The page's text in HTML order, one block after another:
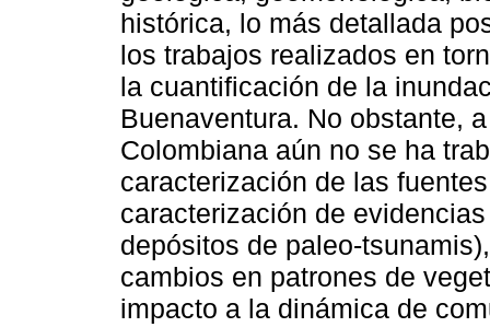
histórica, lo más detallada
los trabajos realizados en
la cuantificación de la
Buenaventura. No obstante,
Colombiana aún no se ha
caracterización de las
caracterización de
depósitos de paleo-
cambios en patrones de
impacto a la dinámica de